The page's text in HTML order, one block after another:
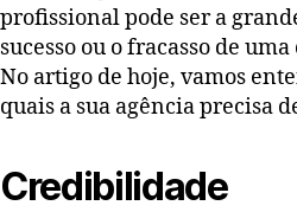
profissional pode ser a
sucesso ou o fracasso de
No artigo de hoje, vamos
quais a sua agência precisa
Credibilidade